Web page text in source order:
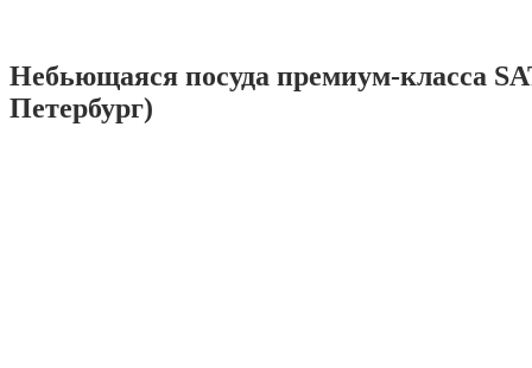
Небьющаяся посуда премиум-класса
Петербург)